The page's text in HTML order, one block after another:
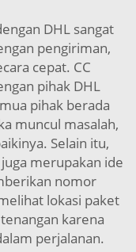
DHL sangat
pengiriman,
cepat. CC
pihak DHL
pihak berada
muncul masalah,
Selain itu,
merupakan ide
nomor
lokasi paket
karena
perjalanan.